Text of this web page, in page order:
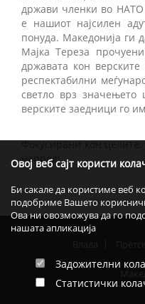
Овој веб сајт користи
Би сакале да користиме веб
подобриме Вашето
Ова ни овозможува да го
нашата апликација
Задожителни
Статистички
држави членки во НАТО
е нашиот најсилен
понуда. Македонија ги
Мајка Тереза
државата кон
респектабилни
светло врз значењето
верските заедници го
Фокусирани кон
напред!